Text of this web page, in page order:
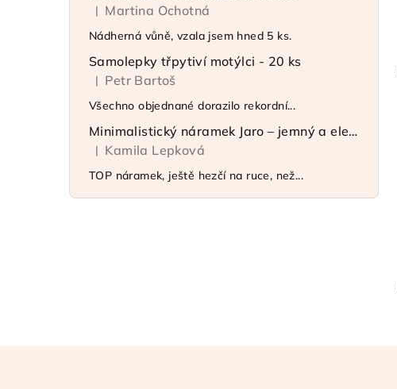
Hodnocení produktu je 5 z 5 hvězdiček.
| Martina Ochotná
Nádherná vůně, vzala jsem hned 5 ks.
Samolepky třpytiví motýlci - 20 ks
Hodnocení produktu je 5 z 5 hvězdiček.
| Petr Bartoš
Všechno objednané dorazilo rekordní...
Minimalistický náramek Jaro – jemný a elegantní
Hodnocení produktu je 5 z 5 hvězdiček.
| Kamila Lepková
TOP náramek, ještě hezčí na ruce, než...